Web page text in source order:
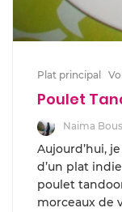
Plat principal
Poulet
Naima
Aujourd’hui,
d’un plat
poulet
morceaux de